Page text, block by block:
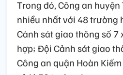
Trong đó, Công an
nhiều nhất với 48 trường
Cảnh sát giao thông số 7
hợp; Đội Cảnh sát giao
Công an quận Hoàn